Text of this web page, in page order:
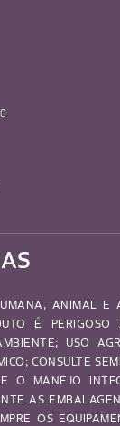
ANIMAL E
É
USO
CONSULTE
O MANEJO
AS
OS